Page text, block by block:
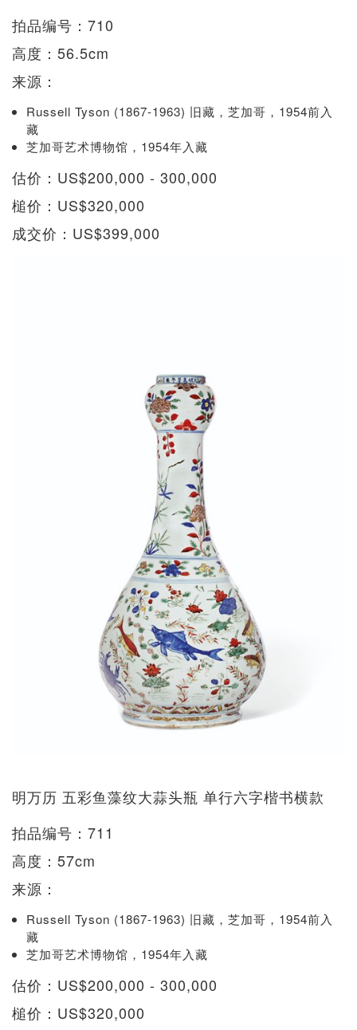
拍品编号：710
高度：56.5cm
来源：
Russell Tyson (1867-1963) 旧藏，芝加哥，1954前入
藏
芝加哥艺术博物馆，1954年入藏
估价：US$200,000 - 300,000
槌价：US$320,000
成交价：US$399,000
明万历 五彩鱼藻纹大蒜头瓶 单行六字楷书横款
拍品编号：711
高度：57cm
来源：
Russell Tyson (1867-1963) 旧藏，芝加哥，1954前入
藏
芝加哥艺术博物馆，1954年入藏
估价：US$200,000 - 300,000
槌价：US$320,000